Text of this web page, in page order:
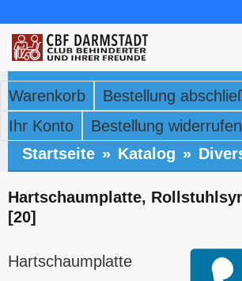
Warenkorb
Bestellung
Ihr Konto
Bestellung widerrufen
Startseite » Katalog »
Hartschaumplatte,
[20]
Hartschaumplatte